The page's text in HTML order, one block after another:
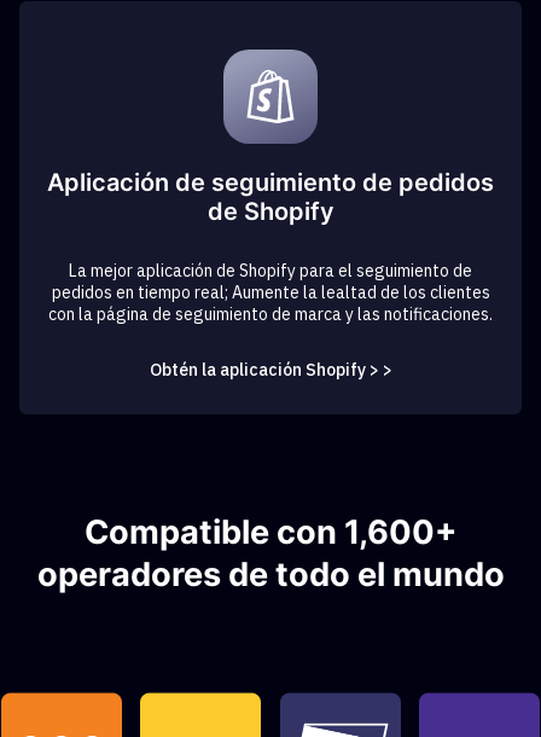
Aplicación de seguimiento de pedidos
de Shopify
La mejor aplicación de Shopify para el seguimiento de
pedidos en tiempo real; Aumente la lealtad de los clientes
con la página de seguimiento de marca y las notificaciones.
Obtén la aplicación Shopify > >
Compatible con 1,600+
operadores de todo el mundo